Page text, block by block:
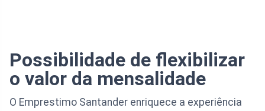
Possibilidade de flexibilizar
o valor da mensalidade
O Emprestimo Santander enriquece a experiência